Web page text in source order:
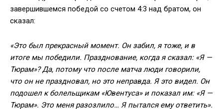
завершившемся победой со счетом 4:3 над братом, он
сказал:
«Это был прекрасный момент. Он забил, я тоже, и в
итоге мы победили. Празднование, когда я сказал: «Я —
Тюрам»? Да, потому что после матча люди говорили,
что он не праздновал, но это неправда. Я это видел. Он
подошел к болельщикам «Ювентуса» и показал им: «Я —
Тюрам». Это меня разозлило… Я пытался ему ответить».